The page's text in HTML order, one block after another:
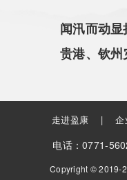
闻汛而动显
贵港、钦
走进盈康 | 企
电话：0771-
Copyright © 2019-